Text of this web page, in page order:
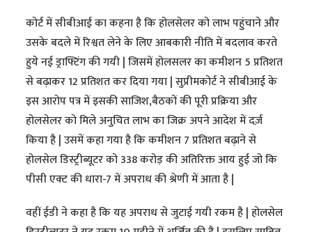
कोर्ट में सीबीआई का कहना है कि होलसेलर को लाभ पहुंचाने और
उसके बदले में रिश्वत लेने के लिए आबकारी नीति में बदलाव करते
हुये नई ड्राफ्टिंग की गयी | जिसमें होलसलर का कमीशन 5 प्रतिशत
से बढ़ाकर 12 प्रतिशत कर दिया गया | सुप्रीमकोर्ट ने सीबीआई के
इस आरोप पत्र में इसकी साजिश,बैठकों की पूरी प्रक्रिया और
होलसेलर को मिले अनुचित लाभ का जिक्र अपने आदेश में दर्ज़
किया है | उसमें कहा गया है कि कमीशन 7 प्रतिशत बढ़ाने से
होलसेल डिस्ट्रीब्यूटर को 338 करोड़ की अतिरिक्त आय हुई जो कि
पीसी एक्ट की धारा-7 में अपराध की श्रेणी में आता है |
वहीं ईडी ने कहा है कि यह अपराध से जुटाई गयी रकम है | होलसेल